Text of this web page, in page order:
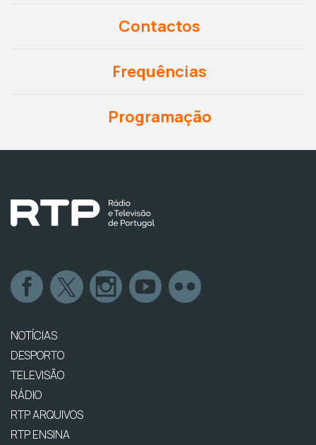
Contactos
Frequências
Programação
NOTÍCIAS
DESPORTO
TELEVISÃO
RÁDIO
RTP ARQUIVOS
RTP ENSINA